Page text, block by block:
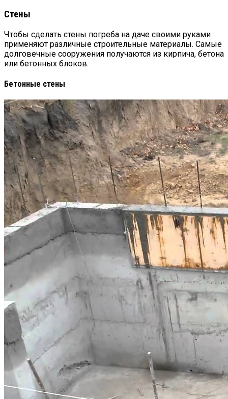
Стены
Чтобы сделать стены погреба на даче своими руками
применяют различные строительные материалы. Самые
долговечные сооружения получаются из кирпича, бетона
или бетонных блоков.
Бетонные стены